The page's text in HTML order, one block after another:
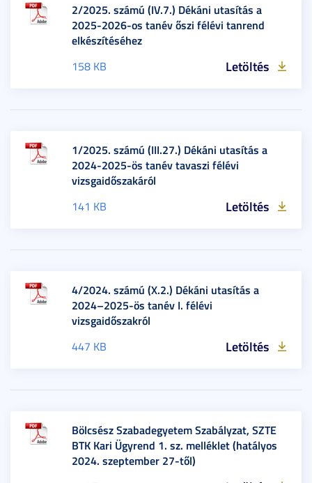
2/2025. számú (IV.7.) Dékáni utasítás a
2025-2026-os tanév őszi félévi tanrend
elkészítéséhez
158 KB Letöltés
1/2025. számú (III.27.) Dékáni utasítás a
2024-2025-ös tanév tavaszi félévi
vizsgaidőszakáról
141 KB Letöltés
4/2024. számú (X.2.) Dékáni utasítás a
2024–2025-ös tanév I. félévi
vizsgaidőszakról
447 KB Letöltés
Bölcsész Szabadegyetem Szabályzat, SZTE
BTK Kari Ügyrend 1. sz. melléklet (hatályos
2024. szeptember 27-től)